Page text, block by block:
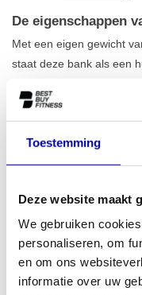
Toestemming
Deze website maakt
We gebruiken
personaliseren, om
en om ons
informatie over uw
De eigenschappen
Met een eigen gewicht
staat deze bank als een
gebruikt voor
gewicht van 136 kg
boeken. Dankzij de
oefeningen uitvoeren,
fitnessbanken en racks.
Ideaal voor thuis
Deze professionele
serieuze thuissporters